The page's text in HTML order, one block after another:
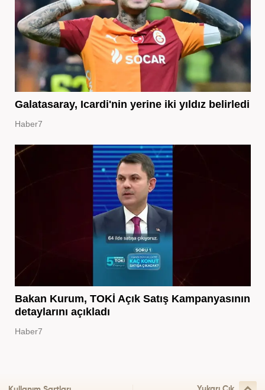
Galatasaray, Icardi'nin yerine iki yıldız belirledi
Haber7
Bakan Kurum, TOKİ Açık Satış Kampanyasının
detaylarını açıkladı
Haber7